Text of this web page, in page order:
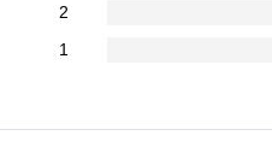
2
1